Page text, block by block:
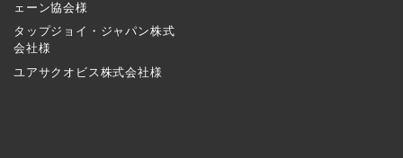
ェーン協会様
タップジョイ・ジャパン株式
会社様
ユアサクオビス株式会社様